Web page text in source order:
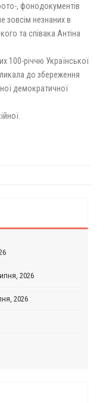
, фонодокументів
зовсім незнаних в
та співака Антіна
100-річчю Української
до збереження
демократичної
2026
2026